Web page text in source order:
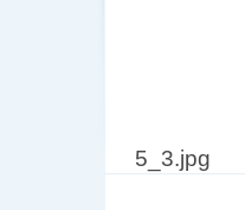
5_3.jpg